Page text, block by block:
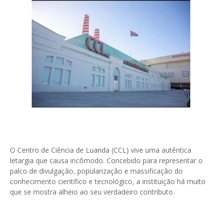
O Centro de Ciência de Luanda (CCL) vive uma autêntica
letargia que causa incômodo. Concebido para representar o
palco de divulgação, popularização e massificação do
conhecimento científico e tecnológico, a instituição há muito
que se mostra alheio ao seu verdadeiro contributo.